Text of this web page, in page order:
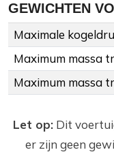
GEWICHTEN
Maximale
Maximum massa
Maximum massa
Let op:Dit
er zijn geen